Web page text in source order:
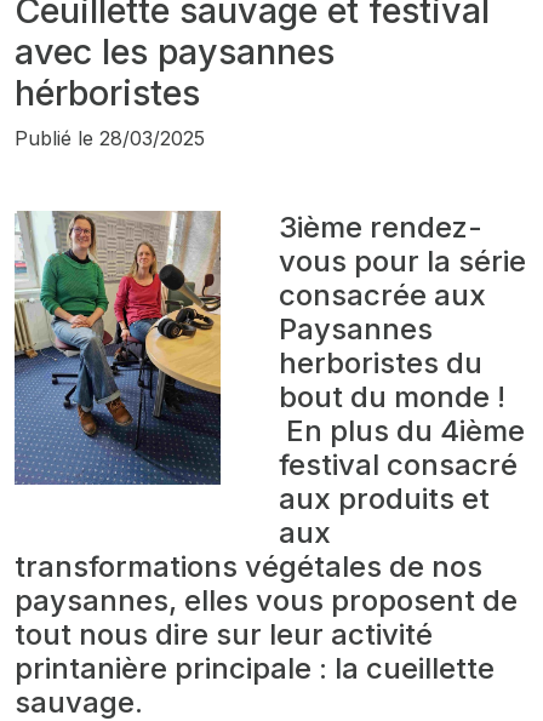
Ceuillette sauvage et festival
avec les paysannes
hérboristes
Publié le 28/03/2025
3ième rendez-
vous pour la série
consacrée aux
Paysannes
herboristes du
bout du monde !
En plus du 4ième
festival consacré
aux produits et
aux
transformations végétales de nos
paysannes, elles vous proposent de
tout nous dire sur leur activité
printanière principale : la cueillette
sauvage.